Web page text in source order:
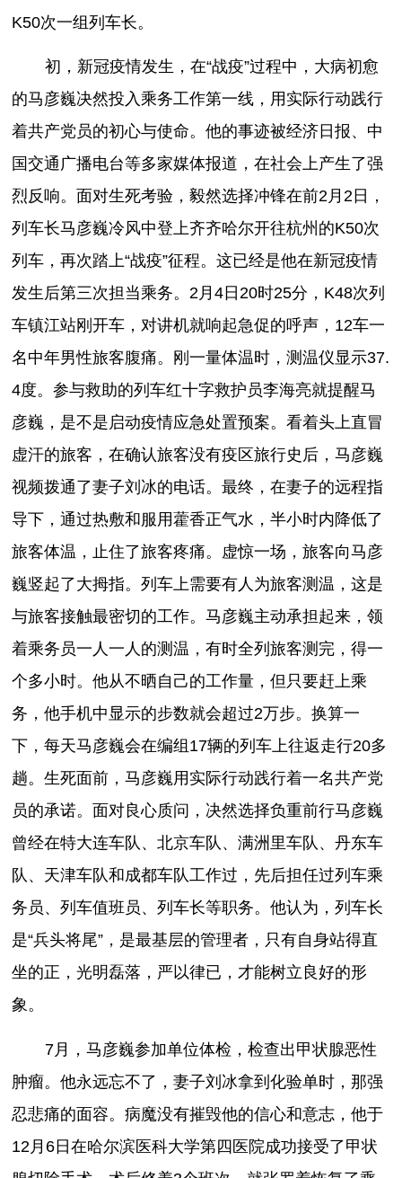
K50次一组列车长。
初，新冠疫情发生，在“战疫”过程中，大病初愈
的马彦巍决然投入乘务工作第一线，用实际行动践行
着共产党员的初心与使命。他的事迹被经济日报、中
国交通广播电台等多家媒体报道，在社会上产生了强
烈反响。面对生死考验，毅然选择冲锋在前2月2日，
列车长马彦巍冷风中登上齐齐哈尔开往杭州的K50次
列车，再次踏上“战疫”征程。这已经是他在新冠疫情
发生后第三次担当乘务。2月4日20时25分，K48次列
车镇江站刚开车，对讲机就响起急促的呼声，12车一
名中年男性旅客腹痛。刚一量体温时，测温仪显示37.
4度。参与救助的列车红十字救护员李海亮就提醒马
彦巍，是不是启动疫情应急处置预案。看着头上直冒
虚汗的旅客，在确认旅客没有疫区旅行史后，马彦巍
视频拨通了妻子刘冰的电话。最终，在妻子的远程指
导下，通过热敷和服用藿香正气水，半小时内降低了
旅客体温，止住了旅客疼痛。虚惊一场，旅客向马彦
巍竖起了大拇指。列车上需要有人为旅客测温，这是
与旅客接触最密切的工作。马彦巍主动承担起来，领
着乘务员一人一人的测温，有时全列旅客测完，得一
个多小时。他从不晒自己的工作量，但只要赶上乘
务，他手机中显示的步数就会超过2万步。换算一
下，每天马彦巍会在编组17辆的列车上往返走行20多
趟。生死面前，马彦巍用实际行动践行着一名共产党
员的承诺。面对良心质问，决然选择负重前行马彦巍
曾经在特大连车队、北京车队、满洲里车队、丹东车
队、天津车队和成都车队工作过，先后担任过列车乘
务员、列车值班员、列车长等职务。他认为，列车长
是“兵头将尾”，是最基层的管理者，只有自身站得直
坐的正，光明磊落，严以律已，才能树立良好的形
象。
7月，马彦巍参加单位体检，检查出甲状腺恶性
肿瘤。他永远忘不了，妻子刘冰拿到化验单时，那强
忍悲痛的面容。病魔没有摧毁他的信心和意志，他于
12月6日在哈尔滨医科大学第四医院成功接受了甲状